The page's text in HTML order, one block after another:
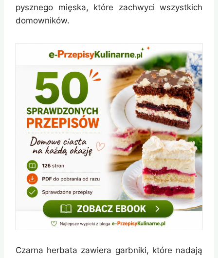
pysznego mięska, które zachwyci wszystkich
domowników.
Czarna herbata zawiera garbniki, które nadają